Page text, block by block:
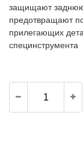
защищают заднюю
предотвращают
прилегающих
специнструмента